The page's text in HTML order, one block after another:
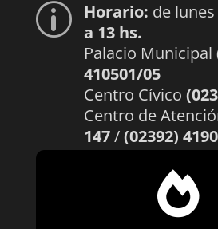
p Horario: de
a 13 hs.
Palacio Municipal
410501/05
Centro Cívico
Centro de
147/(02392)
